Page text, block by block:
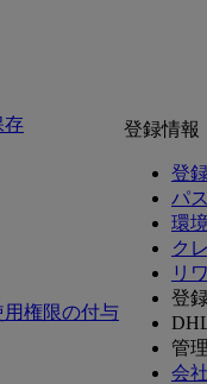
存
権限の付与
登録情報
登
パ
環
ク
リ
登
管
会